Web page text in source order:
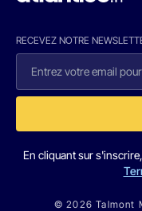
RECEVEZ NOTRE
En cliquant sur
© 2026 Talmont